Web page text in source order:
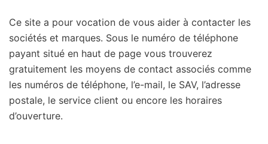
Ce site a pour vocation de vous aider à contacter les
sociétés et marques. Sous le numéro de téléphone
payant situé en haut de page vous trouverez
gratuitement les moyens de contact associés comme
les numéros de téléphone, l’e-mail, le SAV, l’adresse
postale, le service client ou encore les horaires
d’ouverture.